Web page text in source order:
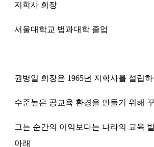
지학사 회장
서울대학교 법과대학 졸업
권병일 회장은 1965년 지학사를 설립하
수준높은 공교육 환경을 만들기 위해
그는 순간의 이익보다는 나라의 교육
아래